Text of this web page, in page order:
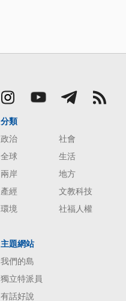
分類
政治
社會
全球
生活
兩岸
地方
產經
文教科技
環境
社福人權
主題網站
我們的島
獨立特派員
有話好說